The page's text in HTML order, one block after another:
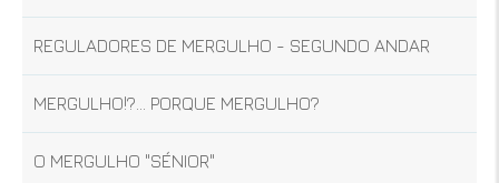
REGULADORES DE MERGULHO - SEGUNDO ANDAR
MERGULHO!?... PORQUE MERGULHO?
O MERGULHO "SÉNIOR"